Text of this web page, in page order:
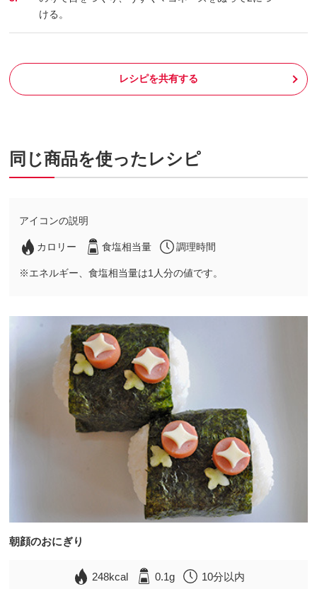
ける。
レシピを共有する
同じ商品を使ったレシピ
アイコンの説明
カロリー 食塩相当量 調理時間
※エネルギー、食塩相当量は1人分の値です。
朝顔のおにぎり
248kcal 0.1g 10分以内